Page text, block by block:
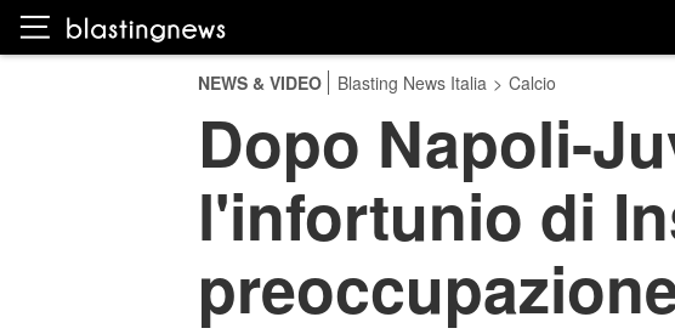
NEWS & VIDEO Blasting News Italia > Calcio
Dopo Napoli-
l'infortunio di